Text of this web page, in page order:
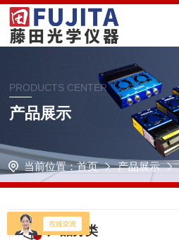
PRODUCTS CENTER
产品展示
当前位置：首页 产品展示
产品分类